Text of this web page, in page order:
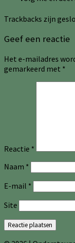
Trackbacks zijn
Geef een reactie
Het e-mailadres
gemarkeerd met *
Reactie *
Naam *
E-mail *
Site